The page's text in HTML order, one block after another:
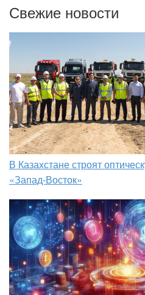
Свежие новости
В Казахстане строят
«Запад-Восток»